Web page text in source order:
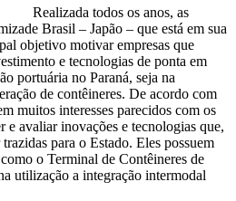
Realizada todos os anos, as
Brasil – Japão – que está em sua
objetivo motivar empresas que
e tecnologias de ponta em
portuária no Paraná, seja na
de contêineres. De acordo com
muitos interesses parecidos com os
e avaliar inovações e tecnologias que,
para o Estado. Eles possuem
o Terminal de Contêineres de
utilização a integração intermodal